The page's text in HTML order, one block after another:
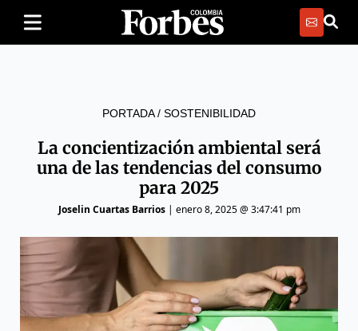
PORTADA/ SOSTENIBILIDAD
La concientización ambiental será
una de las tendencias del consumo
para 2025
Joselin Cuartas Barrios| enero 8, 2025 @ 3:47:41 pm